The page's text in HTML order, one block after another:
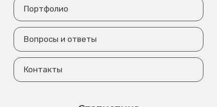
Портфолио
Вопросы и ответы
Контакты